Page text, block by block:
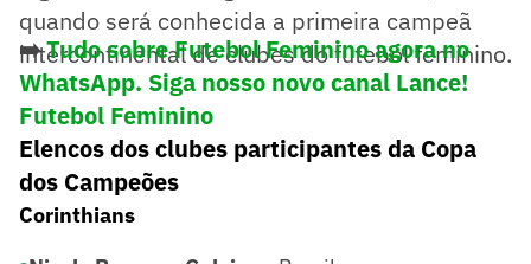
quando será conhecida a primeira campeã
intercontinental de clubes do futebol feminino.
➡️Tudo sobre Futebol Feminino agora no
WhatsApp. Siga nosso novo canal Lance!
Futebol Feminino
Elencos dos clubes participantes da Copa
dos Campeões
Corinthians